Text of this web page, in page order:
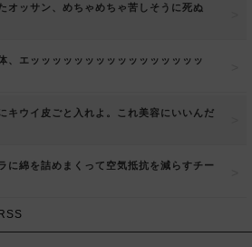
オッサン、めちゃめちゃ苦しそうに死ぬ
、エッッッッッッッッッッッッッッッッ
キウイ皮ごと入れよ。これ美容にいいんだ
に綿を詰めまくって空気抵抗を減らすチー